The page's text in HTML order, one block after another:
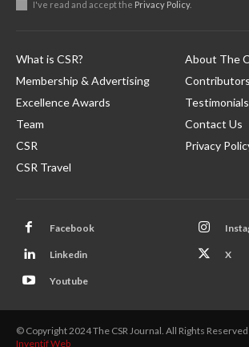
I've read and accept the Privacy Policy.
What is CSR?
Membership & Advertising
Excellence Awards
Team
CSR
CSR Travel
About The
Contributors
Testimonials
Contact Us
Privacy
Facebook
Linkedin X
Youtube
© Copyright 2024 The CSR Journal. All Rights
Inventif Web